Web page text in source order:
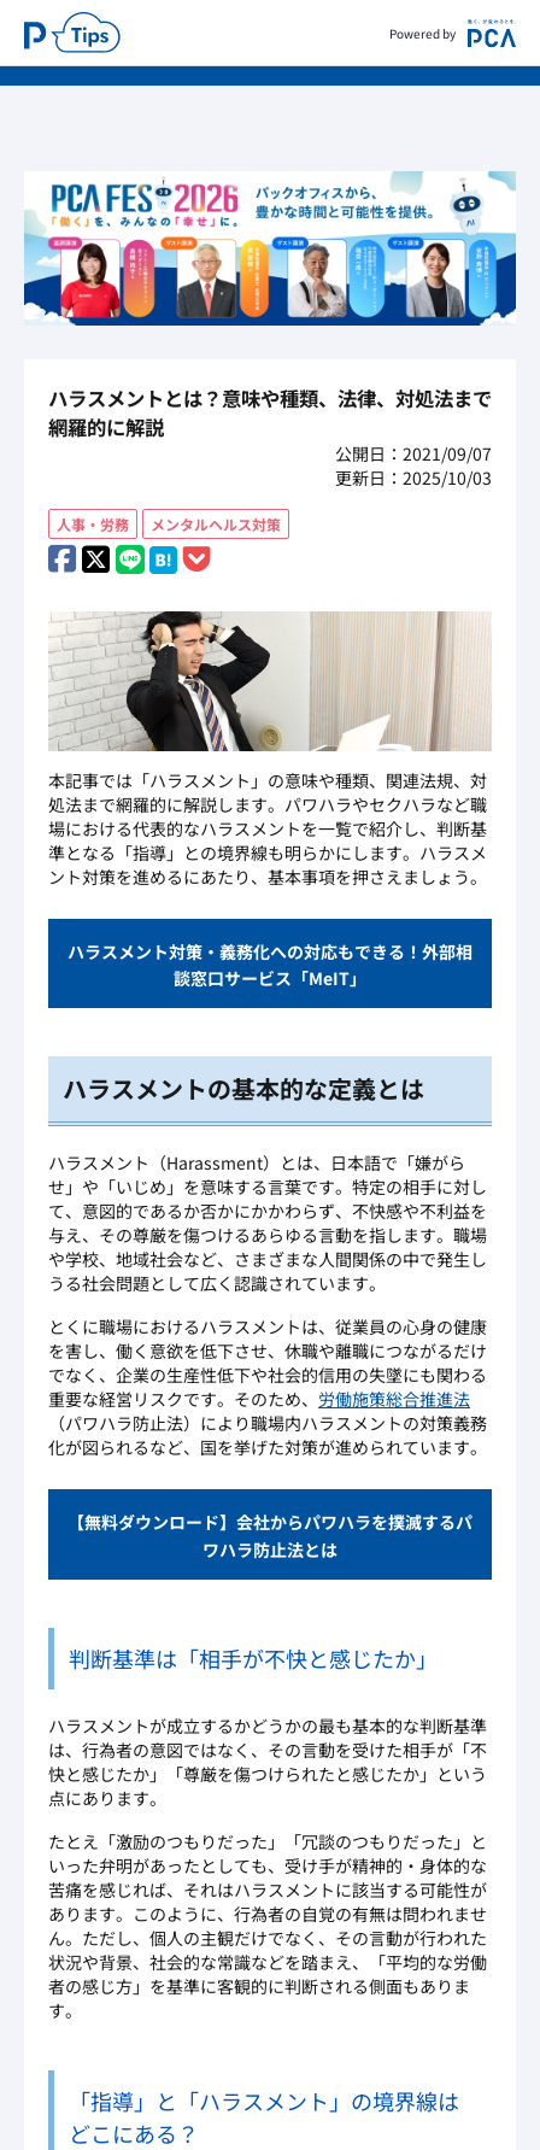
Powered by
ハラスメントとは？意味や種類、法律、対処法まで
網羅的に解説
公開日：2021/09/07
更新日：2025/10/03
人事・労務 メンタルヘルス対策
本記事では「ハラスメント」の意味や種類、関連法規、対
処法まで網羅的に解説します。パワハラやセクハラなど職
場における代表的なハラスメントを一覧で紹介し、判断基
準となる「指導」との境界線も明らかにします。ハラスメ
ント対策を進めるにあたり、基本事項を押さえましょう。
ハラスメント対策・義務化への対応もできる！外部相
談窓口サービス「MeIT」
ハラスメントの基本的な定義とは
ハラスメント（Harassment）とは、日本語で「嫌がら
せ」や「いじめ」を意味する言葉です。特定の相手に対し
て、意図的であるか否かにかかわらず、不快感や不利益を
与え、その尊厳を傷つけるあらゆる言動を指します。職場
や学校、地域社会など、さまざまな人間関係の中で発生し
うる社会問題として広く認識されています。
とくに職場におけるハラスメントは、従業員の心身の健康
を害し、働く意欲を低下させ、休職や離職につながるだけ
でなく、企業の生産性低下や社会的信用の失墜にも関わる
重要な経営リスクです。そのため、 労働施策総合推進法
（パワハラ防止法）により職場内ハラスメントの対策義務
化が図られるなど、国を挙げた対策が進められています。
【無料ダウンロード】会社からパワハラを撲滅するパ
ワハラ防止法とは
判断基準は「相手が不快と感じたか」
ハラスメントが成立するかどうかの最も基本的な判断基準
は、行為者の意図ではなく、その言動を受けた相手が「不
快と感じたか」「尊厳を傷つけられたと感じたか」という
点にあります。
たとえ「激励のつもりだった」「冗談のつもりだった」と
いった弁明があったとしても、受け手が精神的・身体的な
苦痛を感じれば、それはハラスメントに該当する可能性が
あります。このように、行為者の自覚の有無は問われませ
ん。ただし、個人の主観だけでなく、その言動が行われた
状況や背景、社会的な常識などを踏まえ、「平均的な労働
者の感じ方」を基準に客観的に判断される側面もありま
す。
「指導」と「ハラスメント」の境界線は
どこにある？